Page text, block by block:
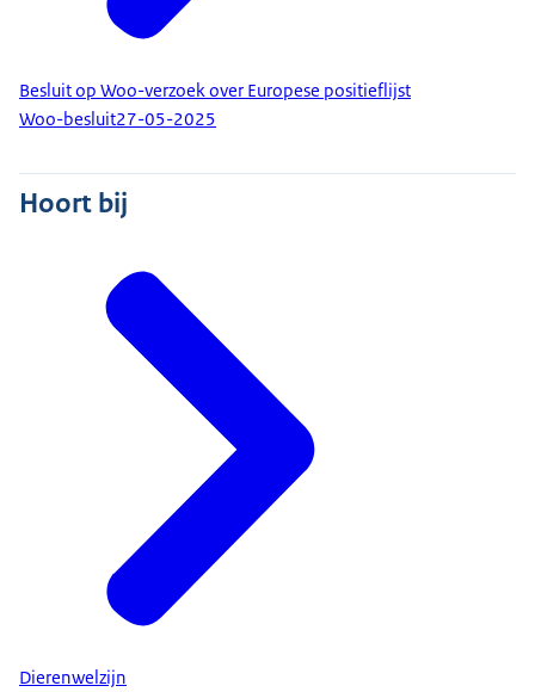
Besluit op Woo-verzoek over Europese positieflijst
Woo-besluit27-05-2025
Hoort bij
Dierenwelzijn